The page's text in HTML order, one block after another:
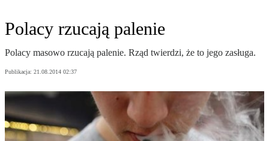
Polacy rzucają palenie
Polacy masowo rzucają palenie. Rząd twierdzi, że to jego zasługa.
Publikacja: 21.08.2014 02:37